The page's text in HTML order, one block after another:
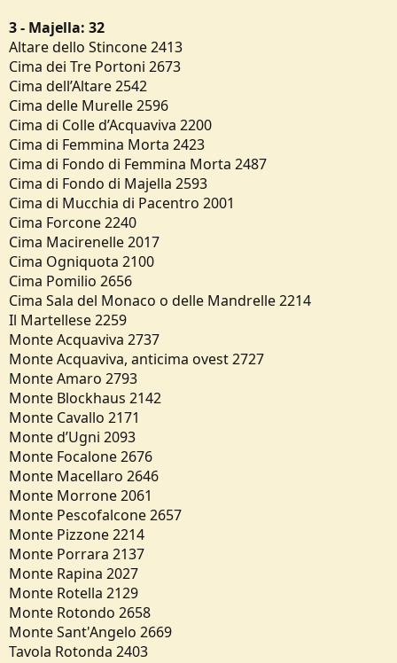
3 - Majella: 32
Altare dello Stincone 2413
Cima dei Tre Portoni 2673
Cima dell’Altare 2542
Cima delle Murelle 2596
Cima di Colle d’Acquaviva 2200
Cima di Femmina Morta 2423
Cima di Fondo di Femmina Morta 2487
Cima di Fondo di Majella 2593
Cima di Mucchia di Pacentro 2001
Cima Forcone 2240
Cima Macirenelle 2017
Cima Ogniquota 2100
Cima Pomilio 2656
Cima Sala del Monaco o delle Mandrelle 2214
Il Martellese 2259
Monte Acquaviva 2737
Monte Acquaviva, anticima ovest 2727
Monte Amaro 2793
Monte Blockhaus 2142
Monte Cavallo 2171
Monte d’Ugni 2093
Monte Focalone 2676
Monte Macellaro 2646
Monte Morrone 2061
Monte Pescofalcone 2657
Monte Pizzone 2214
Monte Porrara 2137
Monte Rapina 2027
Monte Rotella 2129
Monte Rotondo 2658
Monte Sant'Angelo 2669
Tavola Rotonda 2403